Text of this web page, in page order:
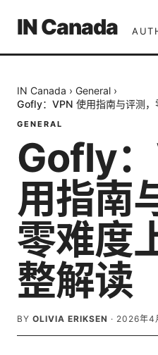
IN Canada
IN Canada › General ›
Gofly：VPN 使用指南与评测，
GENERAL
Gofly
用指南
零难度
整解读
BY OLIVIA ERIKSEN · 2026年4